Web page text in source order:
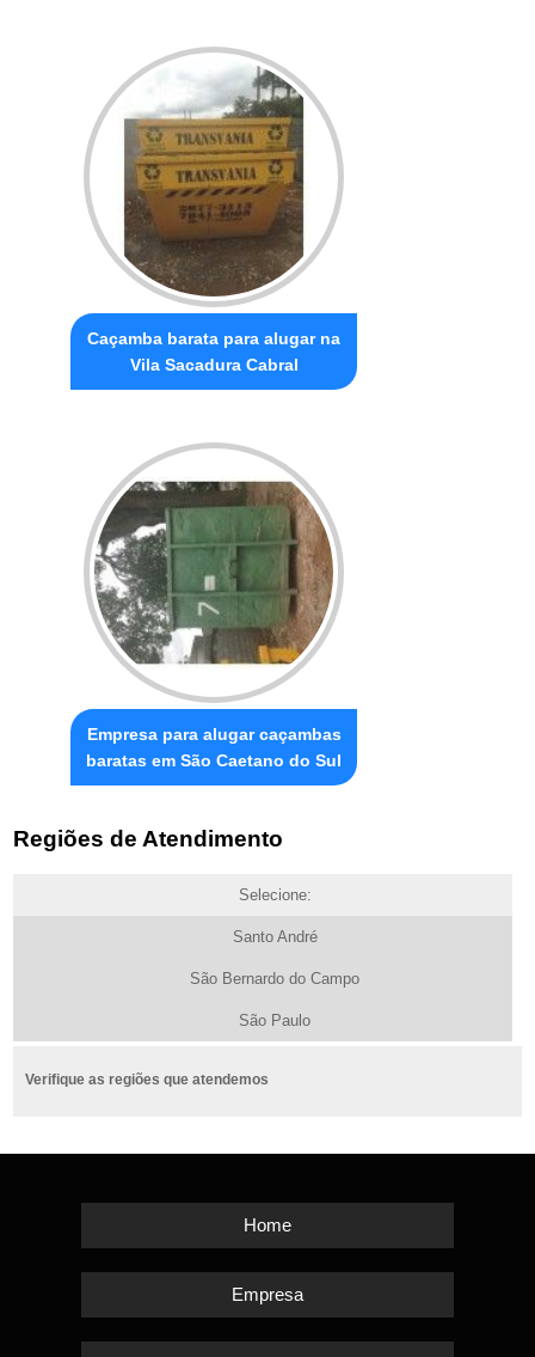
Caçamba barata para alugar na
Vila Sacadura Cabral
Empresa para alugar caçambas
baratas em São Caetano do Sul
Regiões de Atendimento
Selecione:
Santo André
São Bernardo do Campo
São Paulo
Verifique as regiões que atendemos
Home
Empresa